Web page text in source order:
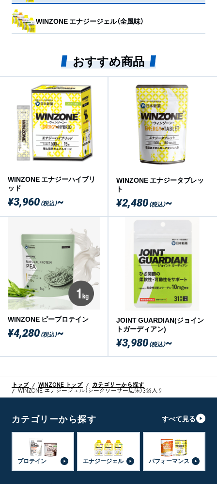
WINZONE エナジージェル（全風味）
おすすめ商品
WINZONE エナジーハイブリ
ッド
¥3,960（税込）~
WINZONE エナジータブレッ
ト
¥2,480（税込）~
WINZONE ピープロテイン
¥4,280（税込）~
JOINT GUARDIAN(ジョイン
トガーディアン)
¥3,980（税込）~
トップ WINZONE トップ カテゴリーから探す
WINZONE エナジージェル（シークワーサー風味）3袋入り
カテゴリーから探す すべて見る
プロテイン エナジージェル パフォーマンス